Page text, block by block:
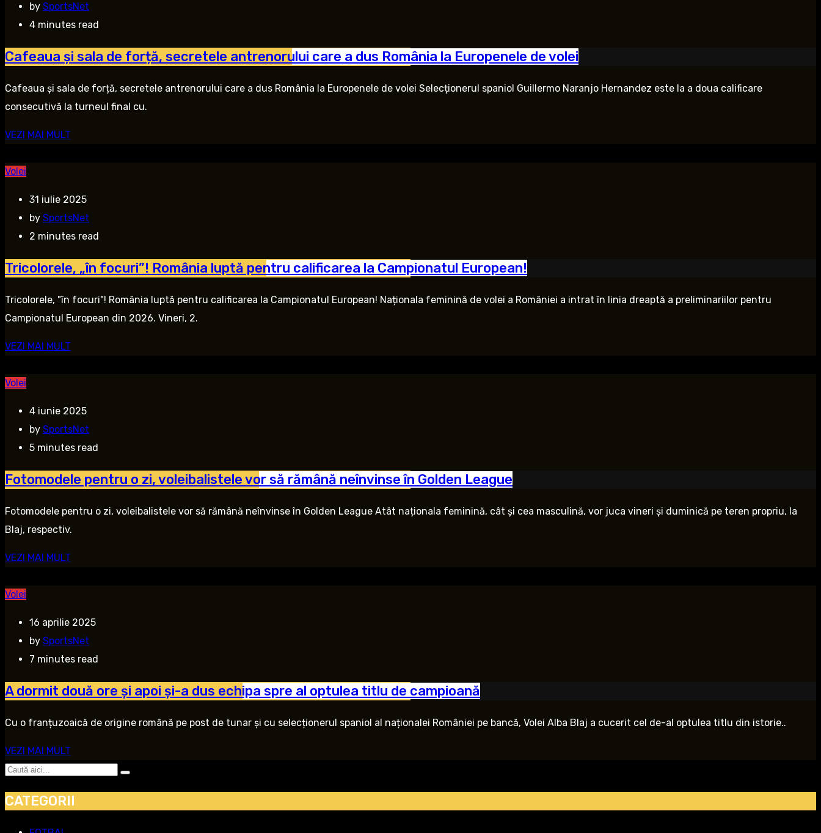
by SportsNet
4 minutes read
Cafeaua și sala de forță, secretele antrenorului care a dus România la Europenele de volei
Cafeaua și sala de forță, secretele antrenorului care a dus România la Europenele de volei Selecționerul spaniol Guillermo Naranjo Hernandez este la a doua calificare
consecutivă la turneul final cu.
VEZI MAI MULT
Volei
31 iulie 2025
by SportsNet
2 minutes read
Tricolorele, „în focuri”! România luptă pentru calificarea la Campionatul European!
Tricolorele, "în focuri"! România luptă pentru calificarea la Campionatul European! Naționala feminină de volei a României a intrat în linia dreaptă a preliminariilor pentru
Campionatul European din 2026. Vineri, 2.
VEZI MAI MULT
Volei
4 iunie 2025
by SportsNet
5 minutes read
Fotomodele pentru o zi, voleibalistele vor să rămână neînvinse în Golden League
Fotomodele pentru o zi, voleibalistele vor să rămână neînvinse în Golden League Atât naționala feminină, cât și cea masculină, vor juca vineri și duminică pe teren propriu, la
Blaj, respectiv.
VEZI MAI MULT
Volei
16 aprilie 2025
by SportsNet
7 minutes read
A dormit două ore și apoi și-a dus echipa spre al optulea titlu de campioană
Cu o franțuzoaică de origine română pe post de tunar și cu selecționerul spaniol al naționalei României pe bancă, Volei Alba Blaj a cucerit cel de-al optulea titlu din istorie..
VEZI MAI MULT
CATEGORII